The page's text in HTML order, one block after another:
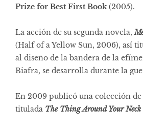
Prize for Best First Book (2005).
La acción de su segunda novela,
(Half of a Yellow Sun, 2006), así
al diseño de la bandera de la
Biafra, se desarrolla durante la
En 2009 publicó una colección de
titulada The Thing Around Your Neck